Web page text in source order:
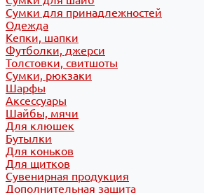
Сумки для принадлежностей
Одежда
Кепки, шапки
Футболки, джерси
Толстовки, свитшоты
Сумки, рюкзаки
Шарфы
Аксессуары
Шайбы, мячи
Для клюшек
Бутылки
Для коньков
Для щитков
Сувенирная продукция
Дополнительная защита